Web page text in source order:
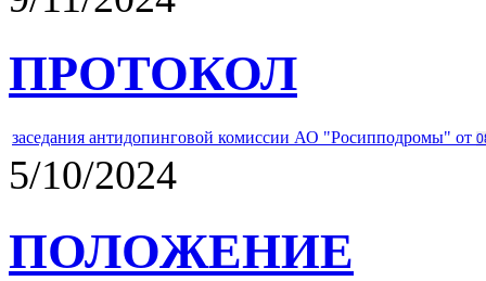
ПРОТОКОЛ
заседания антидопинговой комиссии АО "Росипподромы" от
5/10/2024
ПОЛОЖЕНИЕ